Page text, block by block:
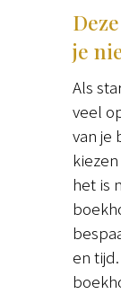
je
Als
veel
van je
het is
en